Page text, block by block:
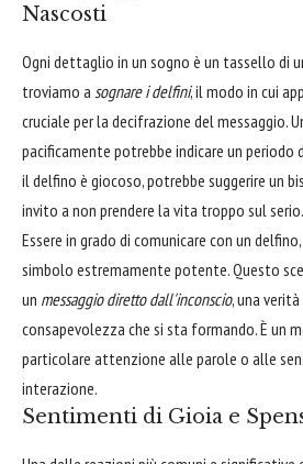
Nascosti
Ogni dettaglio in un sogno è un tassello di
troviamo a sognare i delfini, il modo in cui
cruciale per la decifrazione del messaggio.
pacificamente potrebbe indicare un periodo
il delfino è giocoso, potrebbe suggerire un
invito a non prendere la vita troppo sul serio.
Essere in grado di comunicare con un
simbolo estremamente potente. Questo
un messaggio diretto dall'inconscio, una
consapevolezza che si sta formando. È un
particolare attenzione alle parole o alle
interazione.
Sentimenti di Gioia e